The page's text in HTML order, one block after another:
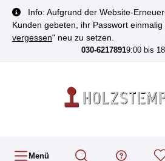
springen
Info: Aufgrund der Website-
Kunden gebeten, ihr Passwort einmalig
vergessen" neu zu setzen.
030-62178919:00 bis
Menü